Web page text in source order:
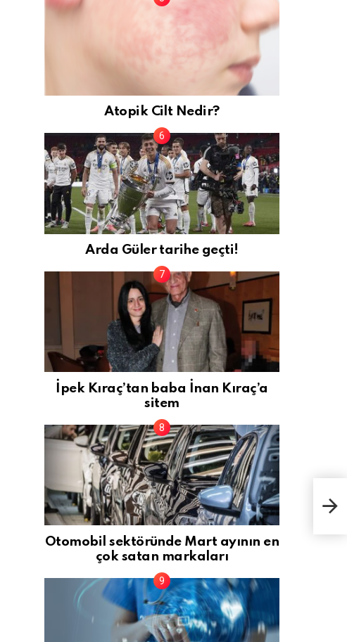
Atopik Cilt Nedir?
Arda Güler tarihe geçti!
İpek Kıraç’tan baba İnan Kıraç’a
sitem
Otomobil sektöründe Mart ayının en
çok satan markaları